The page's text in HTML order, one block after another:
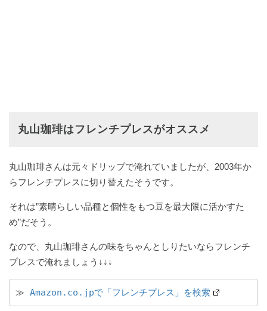
丸山珈琲はフレンチプレスがオススメ
丸山珈琲さんは元々ドリップで淹れていましたが、2003年か
らフレンチプレスに切り替えたそうです。
それは”素晴らしい品種と個性をもつ豆を最大限に活かすた
め”だそう。
なので、丸山珈琲さんの味をちゃんとしりたいならフレンチ
プレスで淹れましょう↓↓↓
≫ Amazon.co.jpで「フレンチプレス」を検索